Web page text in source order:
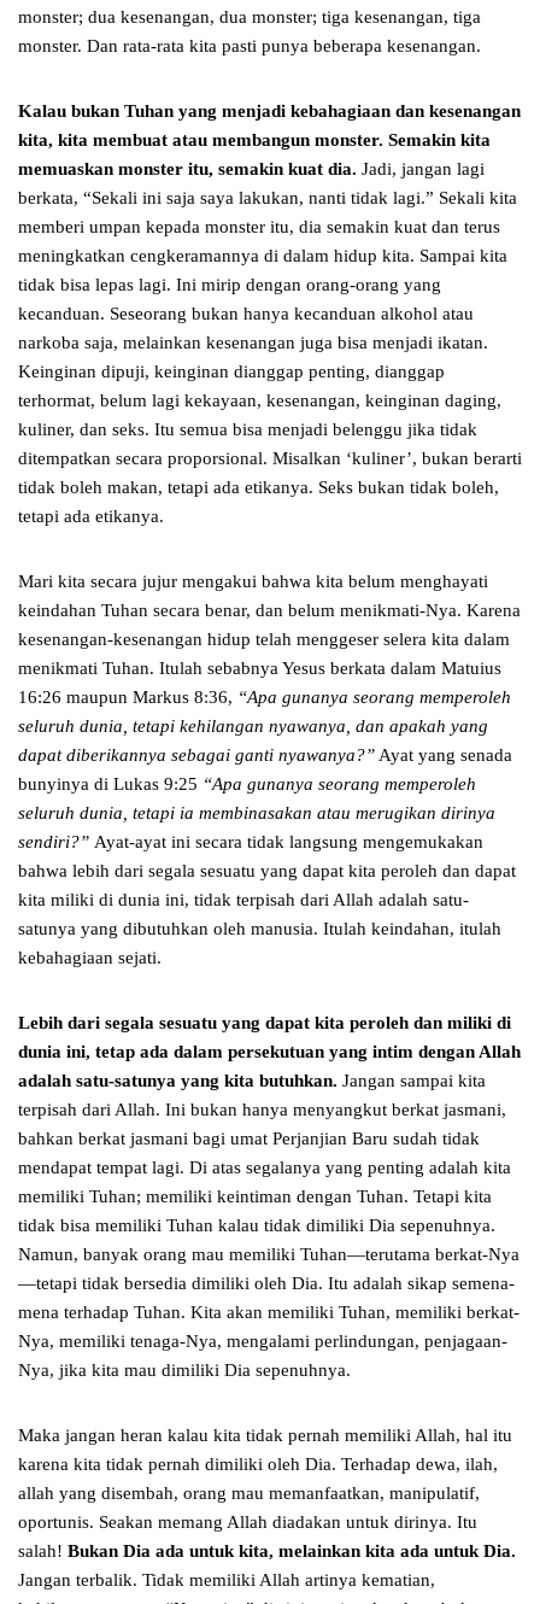
monster; dua kesenangan, dua monster; tiga kesenangan, tiga
monster. Dan rata-rata kita pasti punya beberapa kesenangan.
Kalau bukan Tuhan yang menjadi kebahagiaan dan kesenangan
kita, kita membuat atau membangun monster. Semakin kita
memuaskan monster itu, semakin kuat dia. Jadi, jangan lagi
berkata, “Sekali ini saja saya lakukan, nanti tidak lagi.” Sekali kita
memberi umpan kepada monster itu, dia semakin kuat dan terus
meningkatkan cengkeramannya di dalam hidup kita. Sampai kita
tidak bisa lepas lagi. Ini mirip dengan orang-orang yang
kecanduan. Seseorang bukan hanya kecanduan alkohol atau
narkoba saja, melainkan kesenangan juga bisa menjadi ikatan.
Keinginan dipuji, keinginan dianggap penting, dianggap
terhormat, belum lagi kekayaan, kesenangan, keinginan daging,
kuliner, dan seks. Itu semua bisa menjadi belenggu jika tidak
ditempatkan secara proporsional. Misalkan ‘kuliner’, bukan berarti
tidak boleh makan, tetapi ada etikanya. Seks bukan tidak boleh,
tetapi ada etikanya.
Mari kita secara jujur mengakui bahwa kita belum menghayati
keindahan Tuhan secara benar, dan belum menikmati-Nya. Karena
kesenangan-kesenangan hidup telah menggeser selera kita dalam
menikmati Tuhan. Itulah sebabnya Yesus berkata dalam Matuius
16:26 maupun Markus 8:36, “Apa gunanya seorang memperoleh
seluruh dunia, tetapi kehilangan nyawanya, dan apakah yang
dapat diberikannya sebagai ganti nyawanya?”Ayat yang senada
bunyinya di Lukas 9:25 “Apa gunanya seorang memperoleh
seluruh dunia, tetapi ia membinasakan atau merugikan dirinya
sendiri?” Ayat-ayat ini secara tidak langsung mengemukakan
bahwa lebih dari segala sesuatu yang dapat kita peroleh dan dapat
kita miliki di dunia ini, tidak terpisah dari Allah adalah satu-
satunya yang dibutuhkan oleh manusia. Itulah keindahan, itulah
kebahagiaan sejati.
Lebih dari segala sesuatu yang dapat kita peroleh dan miliki di
dunia ini, tetap ada dalam persekutuan yang intim dengan Allah
adalah satu-satunya yang kita butuhkan. Jangan sampai kita
terpisah dari Allah. Ini bukan hanya menyangkut berkat jasmani,
bahkan berkat jasmani bagi umat Perjanjian Baru sudah tidak
mendapat tempat lagi. Di atas segalanya yang penting adalah kita
memiliki Tuhan; memiliki keintiman dengan Tuhan. Tetapi kita
tidak bisa memiliki Tuhan kalau tidak dimiliki Dia sepenuhnya.
Namun, banyak orang mau memiliki Tuhan—terutama berkat-Nya
—tetapi tidak bersedia dimiliki oleh Dia. Itu adalah sikap semena-
mena terhadap Tuhan. Kita akan memiliki Tuhan, memiliki berkat-
Nya, memiliki tenaga-Nya, mengalami perlindungan, penjagaan-
Nya, jika kita mau dimiliki Dia sepenuhnya.
Maka jangan heran kalau kita tidak pernah memiliki Allah, hal itu
karena kita tidak pernah dimiliki oleh Dia. Terhadap dewa, ilah,
allah yang disembah, orang mau memanfaatkan, manipulatif,
oportunis. Seakan memang Allah diadakan untuk dirinya. Itu
salah! Bukan Dia ada untuk kita, melainkan kita ada untuk Dia.
Jangan terbalik. Tidak memiliki Allah artinya kematian,